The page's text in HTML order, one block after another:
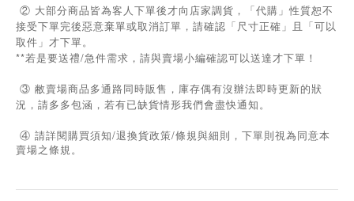
② 大部分商品皆為客人下單後才向店家調貨，「代購」性質恕不
接受下單完後惡意棄單或取消訂單，請確認「尺寸正確」且「可以
取件」才下單。
**若是要送禮/急件需求，請與賣場小編確認可以送達才下單！
③ 敝賣場商品多通路同時販售，庫存偶有沒辦法即時更新的狀
況，請多多包涵，若有已缺貨情形我們會盡快通知。
④ 請詳閱購買須知/退換貨政策/條規與細則，下單則視為同意本
賣場之條規。